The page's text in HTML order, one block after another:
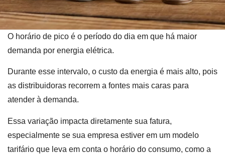
O horário de pico é o período do dia em que há maior
demanda por energia elétrica.
Durante esse intervalo, o custo da energia é mais alto, pois
as distribuidoras recorrem a fontes mais caras para
atender à demanda.
Essa variação impacta diretamente sua fatura,
especialmente se sua empresa estiver em um modelo
tarifário que leva em conta o horário do consumo, como a